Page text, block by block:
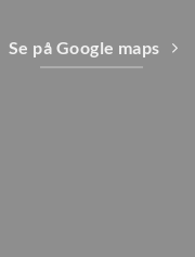
Se på Google maps